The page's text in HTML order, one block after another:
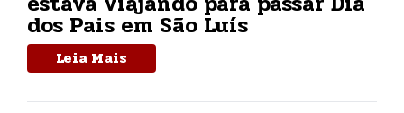
dos Pais em São Luís
Leia Mais